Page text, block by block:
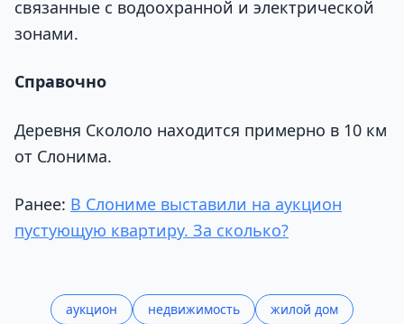
связанные с водоохранной и электрической
зонами.
Справочно
Деревня Скололо находится примерно в 10 км
от Слонима.
Ранее: В Слониме выставили на аукцион
пустующую квартиру. За сколько?
аукцион недвижимость жилой дом